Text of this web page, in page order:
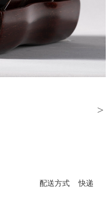
>
配送方式 快递